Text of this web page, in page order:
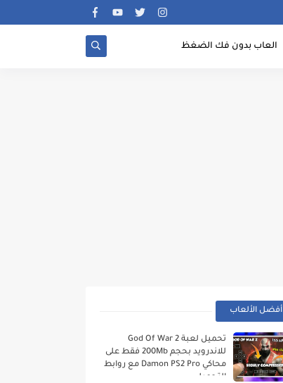
العاب بدون فك الضغظ
أفضل الألعاب
تحميل لعبة God Of War 2
للاندرويد بحجم 200Mb فقط على
محاكي Damon PS2 Pro مع روابط
التحميل